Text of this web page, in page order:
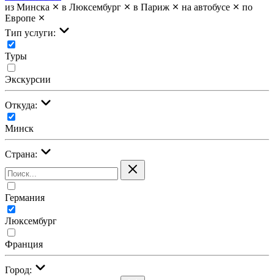
из Минска
в Люксембург в Париж на автобусе
по
Европе
Тип услуги:
Туры
Экскурсии
Откуда:
Минск
Страна:
Германия
Люксембург
Франция
Город: